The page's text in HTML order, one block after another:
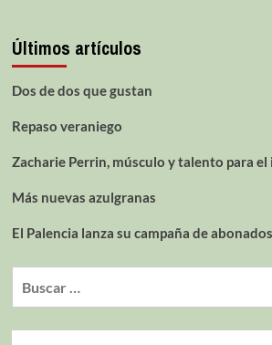
Últimos artículos
Dos de dos que gustan
Repaso veraniego
Zacharie Perrin, músculo y talento para el
Más nuevas azulgranas
El Palencia lanza su campaña de abonados